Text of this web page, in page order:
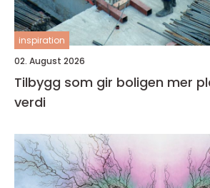
inspiration
02. August 2026
Tilbygg som gir boligen mer
verdi